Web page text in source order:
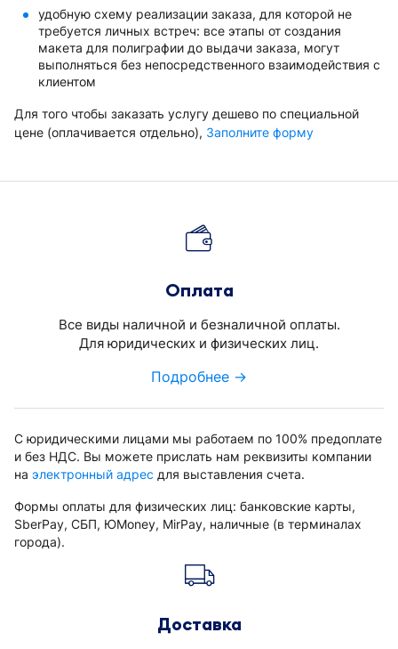
удобную схему реализации заказа, для которой не
требуется личных встреч: все этапы от создания
макета для полиграфии до выдачи заказа, могут
выполняться без непосредственного взаимодействия с
клиентом
Для того чтобы заказать услугу дешево по специальной
цене (оплачивается отдельно), Заполните форму
Оплата
Все виды наличной и безналичной оплаты.
Для юридических и физических лиц.
Подробнее →
С юридическими лицами мы работаем по 100% предоплате
и без НДС. Вы можете прислать нам реквизиты компании
на электронный адрес для выставления счета.
Формы оплаты для физических лиц: банковские карты,
SberPay, СБП, ЮMoney, MirPay, наличные (в терминалах
города).
Доставка